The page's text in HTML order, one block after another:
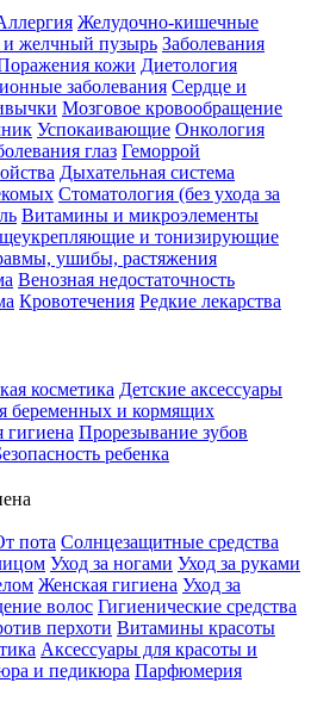
Желудочно-кишечные
и желчный пузырь Заболевания
кожи Диетология
заболевания Сердце и
Мозговое кровообращение
Успокаивающие Онкология
глаз Геморрой
Дыхательная система
Стоматология (без ухода за
Витамины и микроэлементы
и тонизирующие
ушибы, растяжения
Венозная недостаточность
Кровотечения Редкие лекарства
косметика Детские аксессуары
беременных и кормящих
гигиена Прорезывание зубов
ребенка
пота Солнцезащитные средства
Уход за ногами Уход за руками
Женская гигиена Уход за
волос Гигиенические средства
перхоти Витамины красоты
Аксессуары для красоты и
и педикюра Парфюмерия